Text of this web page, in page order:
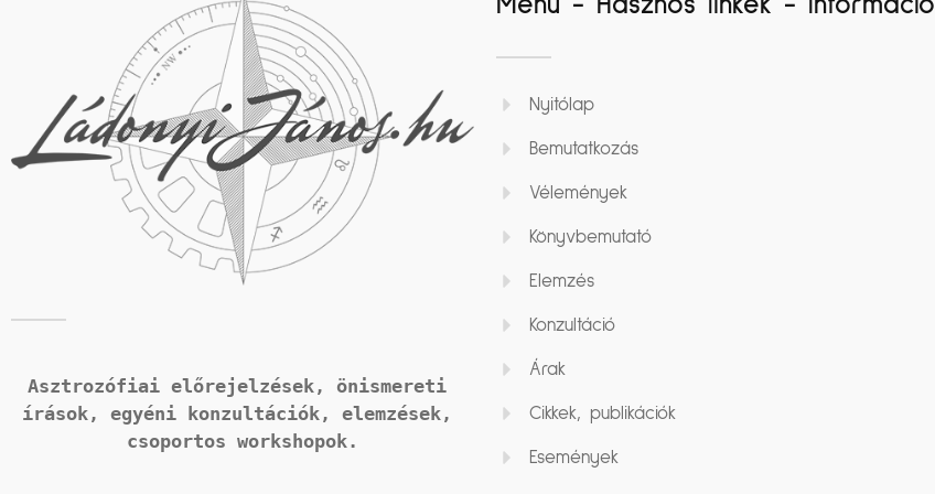
Asztrozófiai előrejelzések, önismereti
írások, egyéni konzultációk, elemzések,
csoportos workshopok.
Nyitólap
Bemutatkozás
Vélemények
Könyvbemutató
Elemzés
Konzultáció
Árak
Cikkek, publikációk
Események